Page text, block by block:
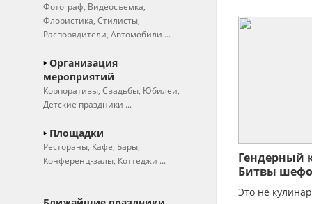
Актеры театра
Артисты цирка
Двойники, Пародисты
Иллюзионисты,
фокусники
Оригинальный жанр
Клоуны
Живые статуи
Ростовые куклы
Вокалистки
Вокальные группы,
дуэты
Музыкальные группы,
ВИА
Инструментальные
коллективы, оркестры
Аккордеон
Арфа
Фотограф, Видеосъемка,
Флористика, Стилисты,
Распорядители, Автомобили ...
Фотограф, фотосъемка
Видеосъемка
Художники, шаржисты
Фотокабинка, фотобудка
Флористика
(оформление цветами)
оформление зала
Организация
мероприятий
Корпоративы, Свадьбы, Юбилеи,
Детские праздники ...
Частные мероприятия
Корпоративные
мероприятия
Площадки
Рестораны, Кафе, Бары,
Конференц-залы, Коттеджи ...
Гендерный
Битвы
Это не